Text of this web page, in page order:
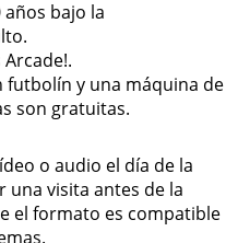
años bajo la
futbolín y una máquina de
son gratuitas.
o audio el día de la
visita antes de la
el formato es compatible